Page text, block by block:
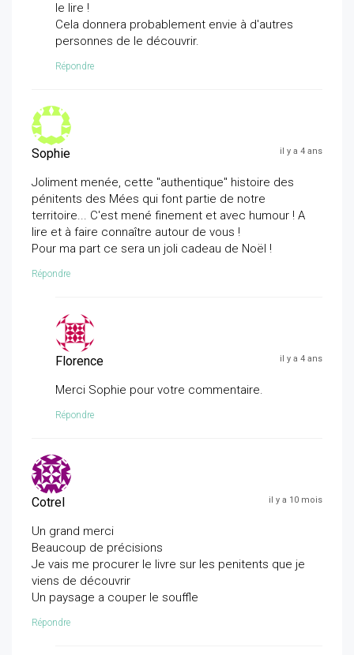
le lire !
Cela donnera probablement envie à d'autres
personnes de le découvrir.
Répondre
Sophie il y a 4 ans
Joliment menée, cette "authentique" histoire des
pénitents des Mées qui font partie de notre
territoire... C'est mené finement et avec humour ! A
lire et à faire connaître autour de vous !
Pour ma part ce sera un joli cadeau de Noël !
Répondre
Florence il y a 4 ans
Merci Sophie pour votre commentaire.
Répondre
Cotrel il y a 10 mois
Un grand merci
Beaucoup de précisions
Je vais me procurer le livre sur les penitents que je
viens de découvrir
Un paysage a couper le souffle
Répondre